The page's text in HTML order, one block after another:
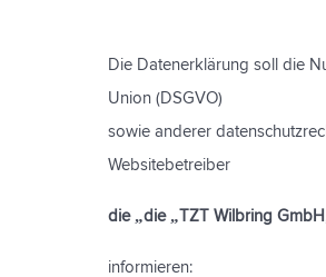
Die Datenerklärung soll die
Union (DSGVO)
sowie anderer
Websitebetreiber
die „die „TZT Wilbring
informieren: